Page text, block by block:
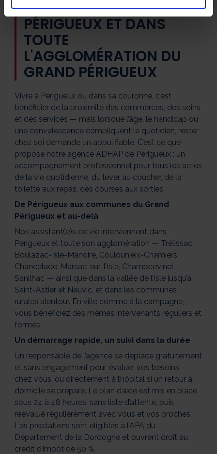
AIDE À DOMICILE À
PÉRIGUEUX ET DANS
TOUTE
L'AGGLOMÉRATION DU
GRAND PÉRIGUEUX
Vivre à Périgueux ou dans sa couronne, c’est
bénéficier de la proximité des commerces, des soins
et des services — mais lorsque l’âge, le handicap ou
une convalescence compliquent le quotidien, rester
chez soi demande un appui fiable. C’est ce que
propose notre agence ADHAP de Périgueux : un
accompagnement professionnel pour tous les actes
de la vie quotidienne, du lever au coucher, de la
toilette aux repas, des courses aux sorties.
De Périgueux aux communes du Grand
Périgueux et au-delà
Nos assistant(e)s de vie interviennent dans
Périgueux et toute son agglomération — Trélissac,
Boulazac-Isle-Manoire, Coulounieix-Chamiers,
Chancelade, Marsac-sur-l’Isle, Champcevinel,
Sanilhac — ainsi que dans la vallée de l’Isle jusqu’à
Saint-Astier et Neuvic, et dans les communes
rurales alentour. En ville comme à la campagne,
vous bénéficiez des mêmes intervenants réguliers et
formés.
Un démarrage rapide, un suivi dans la durée
Un responsable de l’agence se déplace gratuitement
et sans engagement pour évaluer vos besoins —
chez vous, ou directement à l’hôpital si un retour à
domicile se prépare. Le plan d’aide est mis en place
sous 24 à 48 heures, sans liste d’attente, puis
réévalué régulièrement avec vous et vos proches.
Les prestations sont éligibles à l’APA du
Département de la Dordogne et ouvrent droit au
crédit d’impôt de 50 %.